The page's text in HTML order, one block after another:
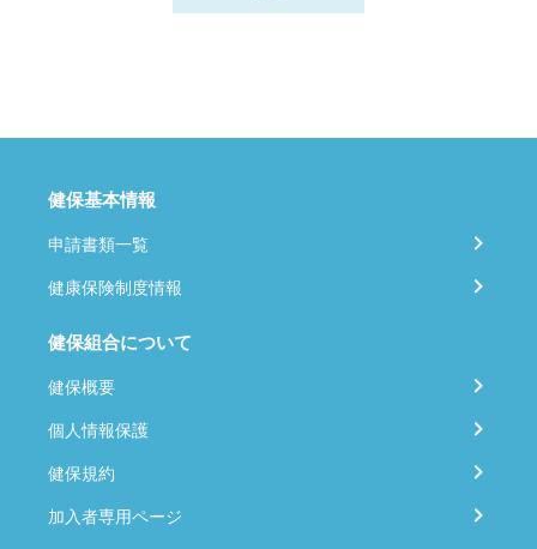
健保基本情報
申請書類一覧
健康保険制度情報
健保組合について
健保概要
個人情報保護
健保規約
加入者専用ページ